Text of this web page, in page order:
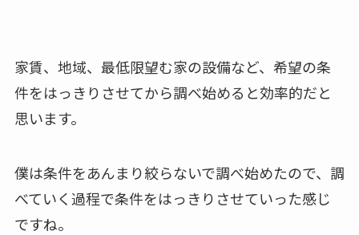
家賃、地域、最低限望む家の設備など、希望の条
件をはっきりさせてから調べ始めると効率的だと
思います。
僕は条件をあんまり絞らないで調べ始めたので、調
べていく過程で条件をはっきりさせていった感じ
ですね。